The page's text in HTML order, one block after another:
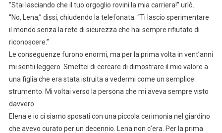
“Stai lasciando che il tuo orgoglio rovini la mia carriera!” urlò.
“No, Lena,” dissi, chiudendo la telefonata. “Ti lascio sperimentare
il mondo senza la rete di sicurezza che hai sempre rifiutato di
riconoscere.”
Le conseguenze furono enormi, ma per la prima volta in vent’anni
mi sentii leggero. Smettei di cercare di dimostrare il mio valore a
una figlia che era stata istruita a vedermi come un semplice
strumento. Mi voltai verso la persona che mi aveva sempre visto
davvero.
Elena e io ci siamo sposati con una piccola cerimonia nel giardino
che avevo curato per un decennio. Lena non c’era. Per la prima